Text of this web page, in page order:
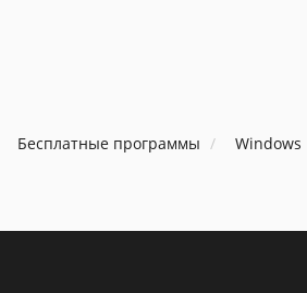
Бесплатные программы Windows